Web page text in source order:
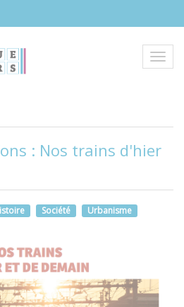
: Nos trains d'hier
Société
Urbanisme